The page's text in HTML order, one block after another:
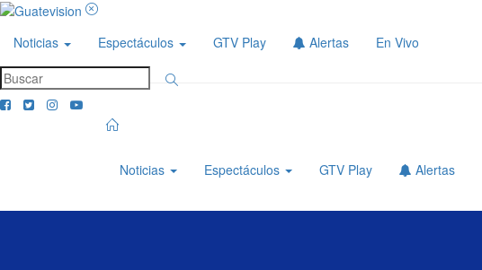
Noticias Espectáculos GTV Play Alertas En Vivo
Noticias Espectáculos GTV Play Alertas